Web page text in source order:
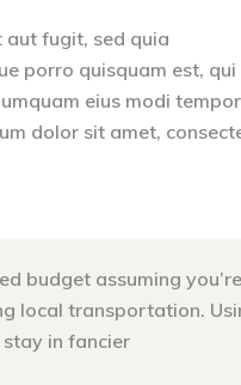
fugit, sed quia
porro quisquam est, qui
eius modi
dolor sit amet,
budget assuming you’re
local transportation.
in fancier